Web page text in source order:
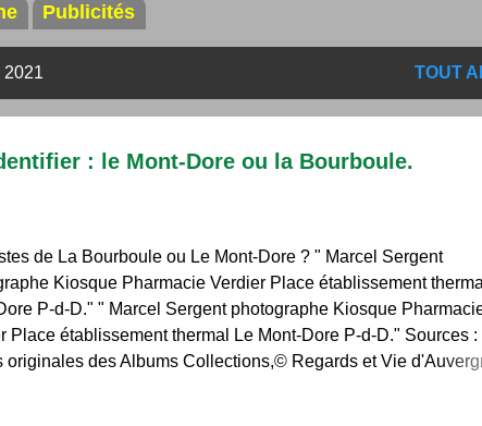
Publicités
2021 TOUT
: le Mont-Dore ou la Bourboule.
de La Bourboule ou Le Mont-Dore ? " Marcel Sergent
Kiosque Pharmacie Verdier Place établissement
P-d-D." " Marcel Sergent photographe Kiosque
Place établissement thermal Le Mont-Dore P-d-D." Sources :
originales des Albums Collections,© Regards et Vie